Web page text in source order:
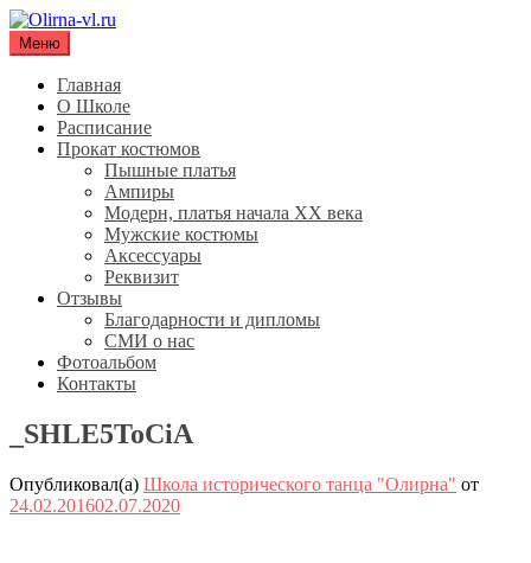
Перейти
содержимому
Olirna-vl.ru
Школа исторического танца "Олирна"
Меню
Главная
О Школе
Расписание
Прокат костюмов
Пышные платья
Ампиры
Модерн, платья начала XX века
Мужские костюмы
Аксессуары
Реквизит
Отзывы
Благодарности и дипломы
СМИ о нас
Фотоальбом
Контакты
_SHLE5ToCiA
Опубликовал(а) Школа исторического танца "Олирна" от
24.02.201602.07.2020